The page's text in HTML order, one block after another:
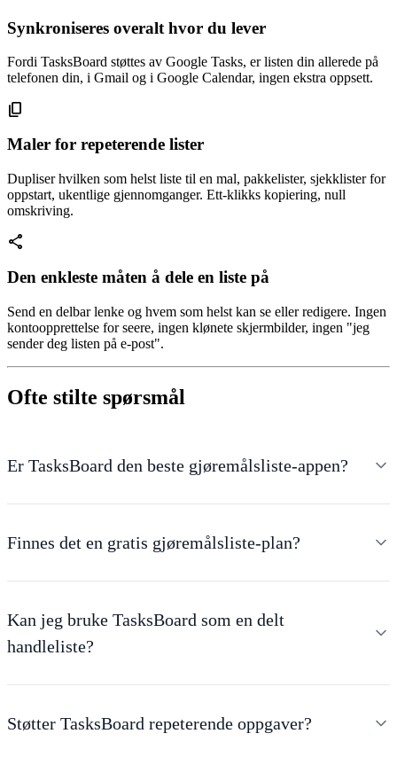
Synkroniseres overalt hvor du lever
Fordi TasksBoard støttes av Google Tasks, er listen din allerede på
telefonen din, i Gmail og i Google Calendar, ingen ekstra oppsett.
content_copy
Maler for repeterende lister
Dupliser hvilken som helst liste til en mal, pakkelister, sjekklister for
oppstart, ukentlige gjennomganger. Ett-klikks kopiering, null
omskriving.
share
Den enkleste måten å dele en liste på
Send en delbar lenke og hvem som helst kan se eller redigere. Ingen
kontoopprettelse for seere, ingen klønete skjermbilder, ingen "jeg
sender deg listen på e-post".
Ofte stilte spørsmål
Er TasksBoard den beste gjøremålsliste-appen?
Finnes det en gratis gjøremålsliste-plan?
Kan jeg bruke TasksBoard som en delt
handleliste?
Støtter TasksBoard repeterende oppgaver?